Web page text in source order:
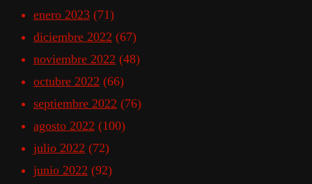
enero 2023 (71)
diciembre 2022 (67)
noviembre 2022 (48)
octubre 2022 (66)
septiembre 2022 (76)
agosto 2022 (100)
julio 2022 (72)
junio 2022 (92)